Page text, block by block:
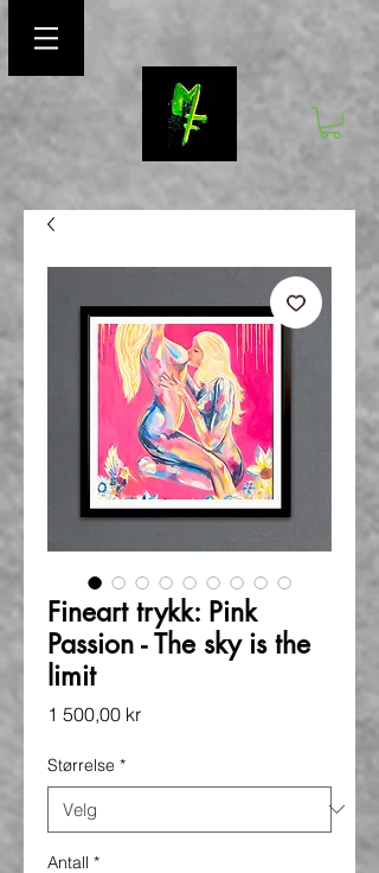
Fineart trykk: Pink
Passion - The sky is the
limit
1 500,00 krPris
Størrelse *
Antall *